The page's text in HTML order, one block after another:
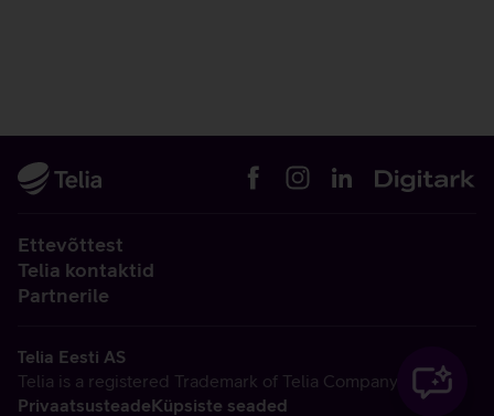
Ettevõttest
Telia kontaktid
Partnerile
Telia Eesti AS
Telia is a registered Trademark of Telia Company AB
PrivaatsusteadeKüpsiste seaded